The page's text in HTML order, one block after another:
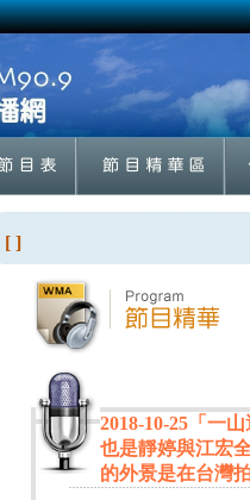
[ ]
2018-10-25「一
也是靜婷與江宏
的外景是在台灣